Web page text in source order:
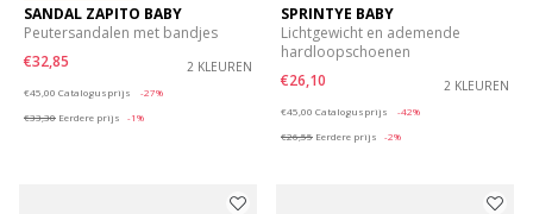
SANDAL ZAPITO BABY
Peutersandalen met bandjes
€32,85
2 KLEUREN
€45,00 Catalogusprijs
-27%
€33,30 Eerdere prijs -1%
SPRINTYE BABY
Lichtgewicht en ademende
hardloopschoenen
€26,10
2 KLEUREN
€45,00 Catalogusprijs
-42%
€26,55 Eerdere prijs -2%